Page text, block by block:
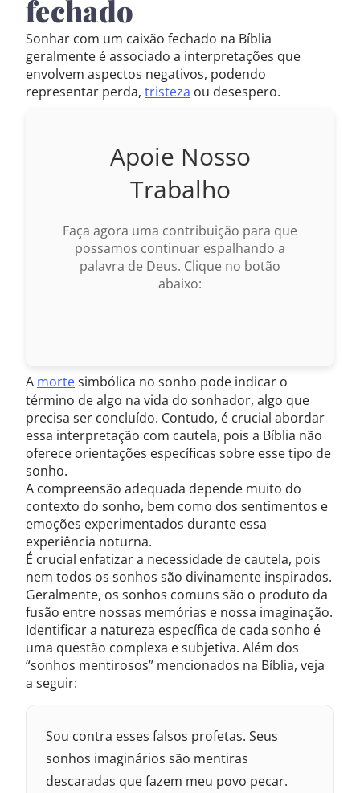
fechado
Sonhar com um caixão fechado na Bíblia
geralmente é associado a interpretações que
envolvem aspectos negativos, podendo
representar perda, tristeza ou desespero.
Apoie Nosso
Trabalho
Faça agora uma contribuição para que
possamos continuar espalhando a
palavra de Deus. Clique no botão
abaixo:
A mortesimbólica no sonho pode indicar o
término de algo na vida do sonhador, algo que
precisa ser concluído. Contudo, é crucial abordar
essa interpretação com cautela, pois a Bíblia não
oferece orientações específicas sobre esse tipo de
sonho.
A compreensão adequada depende muito do
contexto do sonho, bem como dos sentimentos e
emoções experimentados durante essa
experiência noturna.
É crucial enfatizar a necessidade de cautela, pois
nem todos os sonhos são divinamente inspirados.
Geralmente, os sonhos comuns são o produto da
fusão entre nossas memórias e nossa imaginação.
Identificar a natureza específica de cada sonho é
uma questão complexa e subjetiva. Além dos
“sonhos mentirosos” mencionados na Bíblia, veja
a seguir:
Sou contra esses falsos profetas. Seus
sonhos imaginários são mentiras
descaradas que fazem meu povo pecar.